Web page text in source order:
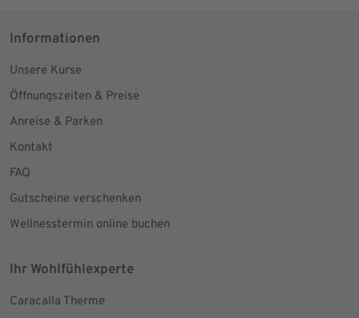
Informationen
Unsere Kurse
Öffnungszeiten & Preise
Anreise & Parken
Kontakt
FAQ
Gutscheine verschenken
Wellnesstermin online buchen
Ihr Wohlfühlexperte
Caracalla Therme